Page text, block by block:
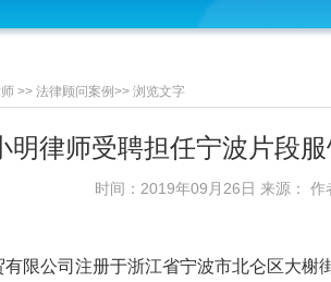
>> 法律顾问案例 >> 浏览文字
明律师受聘担任宁波片段
时间：2019年09月26日 来源：
限公司注册于浙江省宁波市北仑区大榭